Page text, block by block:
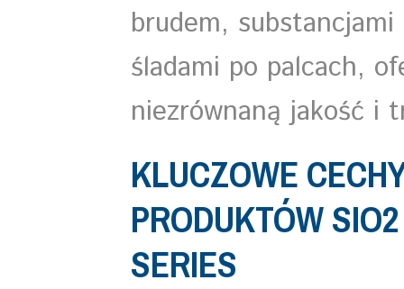
brudem,
śladami po palcach,
niezrównaną jakość i
KLUCZOWE
PRODUKTÓW
SERIES